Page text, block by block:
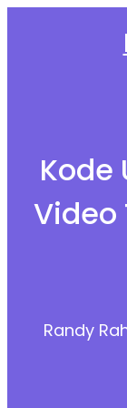
Kode
Video
Randy